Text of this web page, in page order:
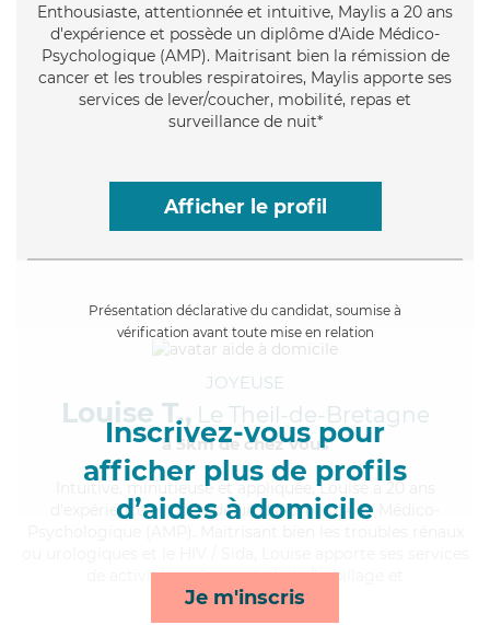
Enthousiaste, attentionnée et intuitive, Maylis a 20 ans
d'expérience et possède un diplôme d'Aide Médico-
Psychologique (AMP). Maitrisant bien la rémission de
cancer et les troubles respiratoires, Maylis apporte ses
services de lever/coucher, mobilité, repas et
surveillance de nuit*
Afficher le profil
Présentation déclarative du candidat, soumise à
vérification avant toute mise en relation
Inscrivez-vous pour
afficher plus de profils
d’aides à domicile
Je m'inscris
JOYEUSE
Louise T., Le Theil-de-Bretagne
à 5km de chez Vous
, minutieuse et appliquée, Louise a 20 ans
d'expérience et possède un diplôme d'Aide Médico-
de activités, ménage, toilette/habillage et
lessive/repassage*